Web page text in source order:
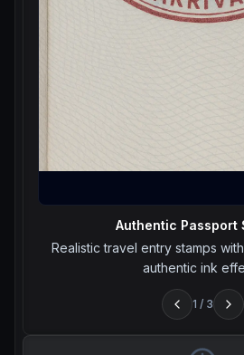
Authentic Passport
Realistic travel entry stamps
authentic ink
1 / 3